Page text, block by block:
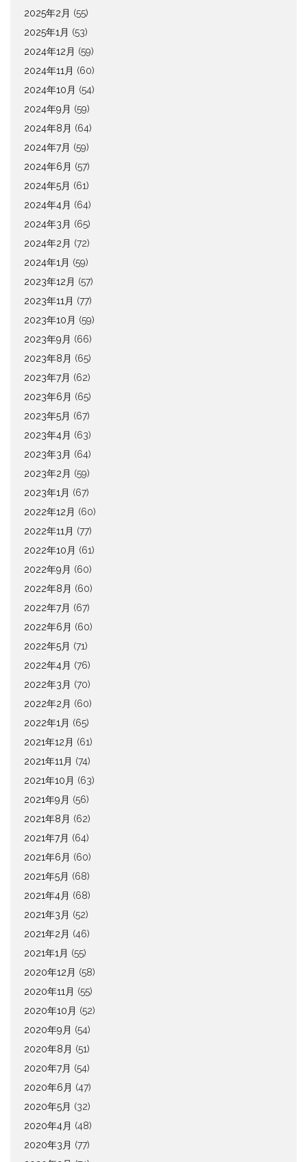
2025年2月 (55)
2025年1月 (53)
2024年12月 (59)
2024年11月 (60)
2024年10月 (54)
2024年9月 (59)
2024年8月 (64)
2024年7月 (59)
2024年6月 (57)
2024年5月 (61)
2024年4月 (64)
2024年3月 (65)
2024年2月 (72)
2024年1月 (59)
2023年12月 (57)
2023年11月 (77)
2023年10月 (59)
2023年9月 (66)
2023年8月 (65)
2023年7月 (62)
2023年6月 (65)
2023年5月 (67)
2023年4月 (63)
2023年3月 (64)
2023年2月 (59)
2023年1月 (67)
2022年12月 (60)
2022年11月 (77)
2022年10月 (61)
2022年9月 (60)
2022年8月 (60)
2022年7月 (67)
2022年6月 (60)
2022年5月 (71)
2022年4月 (76)
2022年3月 (70)
2022年2月 (60)
2022年1月 (65)
2021年12月 (61)
2021年11月 (74)
2021年10月 (63)
2021年9月 (56)
2021年8月 (62)
2021年7月 (64)
2021年6月 (60)
2021年5月 (68)
2021年4月 (68)
2021年3月 (52)
2021年2月 (46)
2021年1月 (55)
2020年12月 (58)
2020年11月 (55)
2020年10月 (52)
2020年9月 (54)
2020年8月 (51)
2020年7月 (54)
2020年6月 (47)
2020年5月 (32)
2020年4月 (48)
2020年3月 (77)